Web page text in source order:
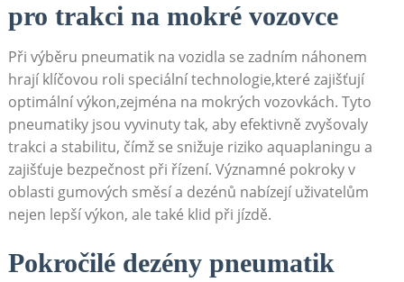
pro trakci na mokré vozovce
Při⁢ výběru pneumatik na vozidla se ⁢zadním náhonem
hrají ‍klíčovou⁢ roli speciální technologie,které ⁢zajišťují
optimální výkon,zejména na mokrých vozovkách. ⁤Tyto
‍pneumatiky jsou vyvinuty tak, aby efektivně​ zvyšovaly
trakci a stabilitu, čímž se snižuje⁣ riziko aquaplaningu a
⁤zajišťuje ​bezpečnost při řízení. Významné pokroky v
oblasti gumových směsí a dezénů nabízejí uživatelům
nejen⁤ lepší‍ výkon, ale také klid při jízdě.
Pokročilé⁤ dezény pneumatik